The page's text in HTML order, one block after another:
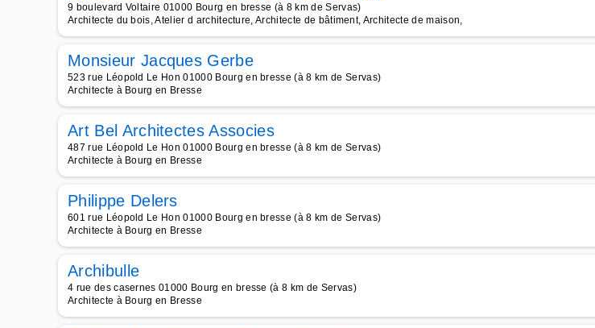
9 boulevard Voltaire 01000 Bourg en bresse (à 8 km de Servas)
Architecte du bois, Atelier d architecture, Architecte de bâtiment, Architecte de maison,
Monsieur Jacques Gerbe
523 rue Léopold Le Hon 01000 Bourg en bresse (à 8 km de Servas)
Architecte à Bourg en Bresse
Art Bel Architectes Associes
487 rue Léopold Le Hon 01000 Bourg en bresse (à 8 km de Servas)
Architecte à Bourg en Bresse
Philippe Delers
601 rue Léopold Le Hon 01000 Bourg en bresse (à 8 km de Servas)
Architecte à Bourg en Bresse
Archibulle
4 rue des casernes 01000 Bourg en bresse (à 8 km de Servas)
Architecte à Bourg en Bresse